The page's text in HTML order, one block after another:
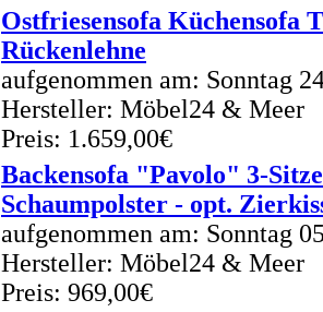
Ostfriesensofa Küchensofa
Rückenlehne
aufgenommen am: Sonntag
Hersteller: Möbel24 & Meer
Preis: 1.659,00€
Backensofa "Pavolo" 3-
Schaumpolster - opt.
aufgenommen am: Sonntag
Hersteller: Möbel24 & Meer
Preis: 969,00€